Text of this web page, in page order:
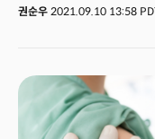
따르면 미 캘리포니아주 오
겁니다. 그러면서 애플이 앱
중단하라고 명령했는데요.이
에픽게임즈가 애플을 독점
에픽은 지난해 애플의 인앱
권순우 2021.09.10 13:58